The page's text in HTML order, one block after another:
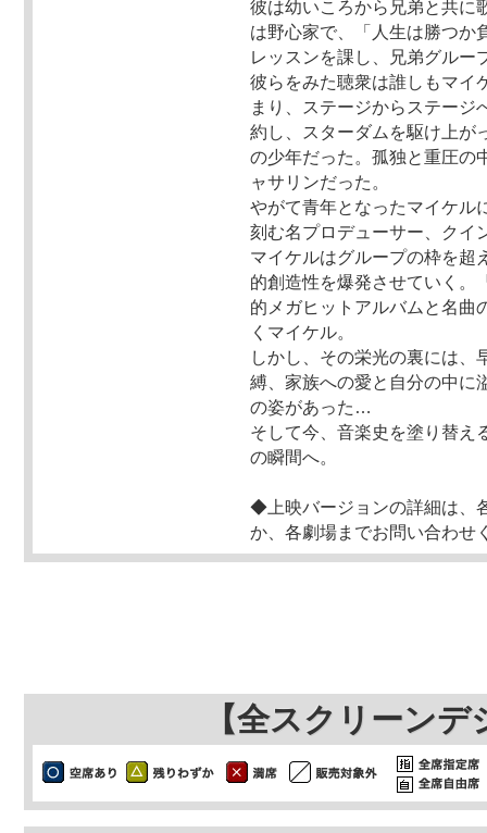
彼は幼いころから兄弟と共に
は野心家で、「人生は勝つか
レッスンを課し、兄弟グルー
彼らをみた聴衆は誰しもマイ
まり、ステージからステージ
約し、スターダムを駆け上が
の少年だった。孤独と重圧の
ャサリンだった。
やがて青年となったマイケル
刻む名プロデューサー、クイ
マイケルはグループの枠を超
的創造性を爆発させていく。
的メガヒットアルバムと名曲
くマイケル。
しかし、その栄光の裏には、
縛、家族への愛と自分の中に
の姿があった…
そして今、音楽史を塗り替
の瞬間へ。
◆上映バージョンの詳細は、
か、各劇場までお問い合わせ
【全スクリーン